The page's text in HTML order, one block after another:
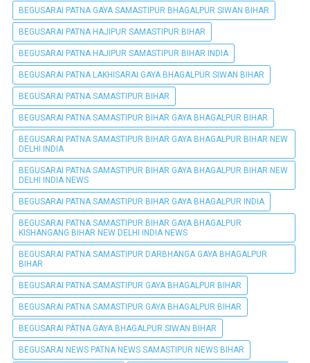
BEGUSARAI PATNA GAYA SAMASTIPUR BHAGALPUR SIWAN BIHAR
BEGUSARAI PATNA HAJIPUR SAMASTIPUR BIHAR
BEGUSARAI PATNA HAJIPUR SAMASTIPUR BIHAR INDIA
BEGUSARAI PATNA LAKHISARAI GAYA BHAGALPUR SIWAN BIHAR
BEGUSARAI PATNA SAMASTIPUR BIHAR
BEGUSARAI PATNA SAMASTIPUR BIHAR GAYA BHAGALPUR BIHAR
BEGUSARAI PATNA SAMASTIPUR BIHAR GAYA BHAGALPUR BIHAR NEW
DELHI INDIA
BEGUSARAI PATNA SAMASTIPUR BIHAR GAYA BHAGALPUR BIHAR NEW
DELHI INDIA NEWS
BEGUSARAI PATNA SAMASTIPUR BIHAR GAYA BHAGALPUR INDIA
BEGUSARAI PATNA SAMASTIPUR BIHAR GAYA BHAGALPUR
KISHANGANG BIHAR NEW DELHI INDIA NEWS
BEGUSARAI PATNA SAMASTIPUR DARBHANGA GAYA BHAGALPUR
BIHAR
BEGUSARAI PATNA SAMASTIPUR GAYA BHAGALPUR BIHAR
BEGUSARAI PATNA SAMASTIPUR GAYA BHAGALPUR BIHAR
BEGUSARAI PÀTNA GAYA BHAGALPUR SIWAN BIHAR
BEGUSARAI NEWS PATNA NEWS SAMASTIPUR NEWS BIHAR